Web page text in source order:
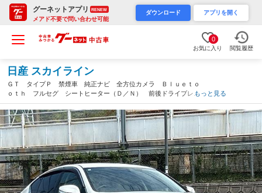
グーネットアプリ RENEW
メアド不要で問い合わせ可能
ダウンロード アプリを開く
0
お気に入り 閲覧履歴
日産 スカイライン
ＧＴ タイプＰ 禁煙車 純正ナビ 全方位カメラ Ｂｌｕｅｔｏ
ｏｔｈ フルセグ シートヒーター（Ｄ／Ｎ） 前後ドライブレコ
ーダー シートヒーター 社外２０インチアルミ 前後コーナーセ
ンサー ＬＥＤヘッドライト ＥＴＣ（山口県）
もっと見る